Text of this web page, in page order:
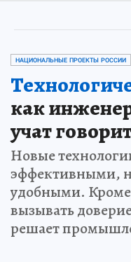
НАЦИОНАЛЬНЫЕ ПРОЕКТЫ РОССИИ
как
учат
Новые
эффективными,
удобными.
вызывать
решает